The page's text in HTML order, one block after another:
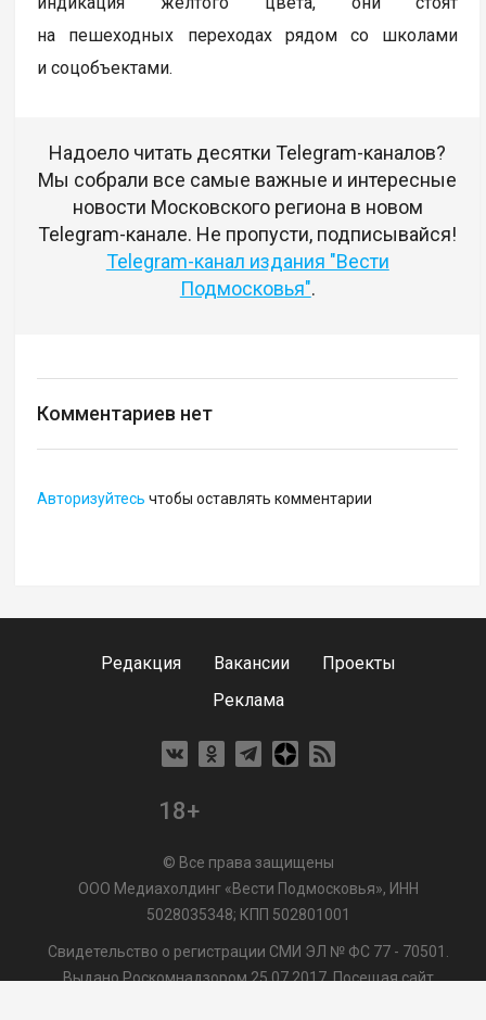
на пешеходных переходах рядом со школами
и соцобъектами.
Надоело читать десятки Telegram-каналов?
Мы собрали все самые важные и интересные
новости Московского региона в новом
Telegram-канале. Не пропусти, подписывайся!
Telegram-канал издания "Вести
Подмосковья".
Комментариев нет
Авторизуйтесь чтобы оставлять комментарии
Редакция Вакансии
Проекты
Реклама
18+
© Все права защищены
ООО Медиахолдинг «Вести Подмосковья», ИНН
5028035348; КПП 502801001
Свидетельство о регистрации СМИ ЭЛ № ФС 77 - 70501.
Выдано Роскомнадзором 25.07.2017. Посещая сайт